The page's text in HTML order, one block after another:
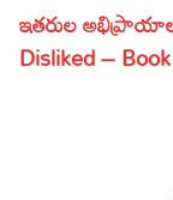
ఇతరుల
Disliked –